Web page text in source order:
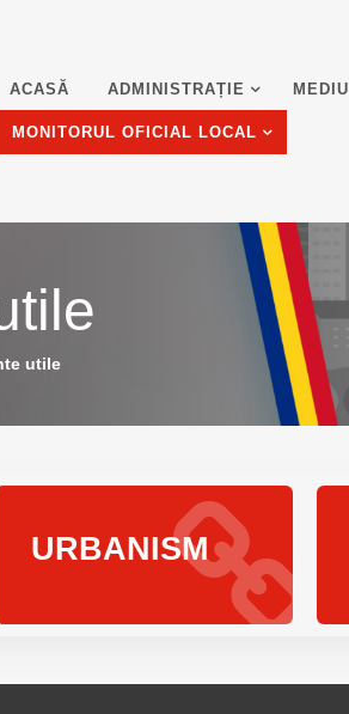
ACASĂ ADMINISTRAȚIE MEDIU
MONITORUL OFICIAL LOCAL
utile
URBANISM